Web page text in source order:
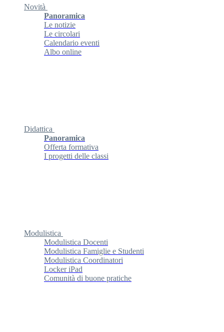
Novità
Panoramica
Le notizie
Le circolari
Calendario eventi
Albo online
Didattica
Panoramica
Offerta formativa
I progetti delle classi
Modulistica
Modulistica Docenti
Modulistica Famiglie e Studenti
Modulistica Coordinatori
Locker iPad
Comunità di buone pratiche